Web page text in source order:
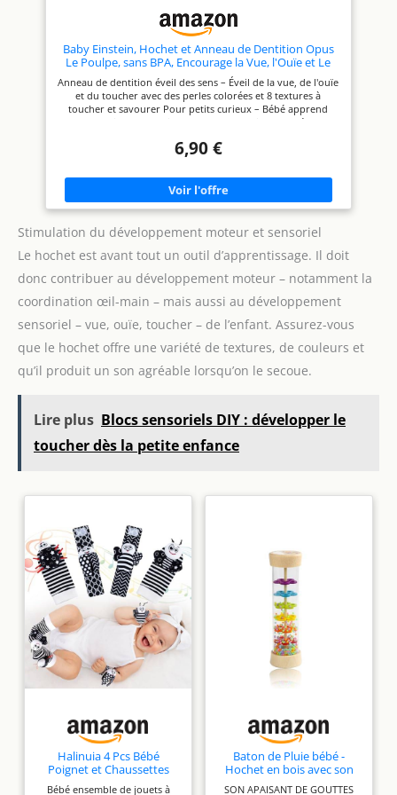
POUR L’ÉVEIL SENSORIEL: Ce
jouet musical bébé soutient
l’autonomie, la coordination
œil-main et la pensée créative
dès 3 mois grâce à une
expérience multisensorielle
adaptée aux plus jeunes
enfants
avec bébé JEU ÉDUCATIF 3
DÉVELOPPEMENT: Conçu pour
favoriser la coordination œil-
main, la pensée créative et
l’autonomie, ce hochet
électronique avec piles
incluses est une idée cadeau
Baby Einstein, Hochet et Anneau de Dentition Opus
Le Poulpe, sans BPA, Encourage la Vue, l'Ouïe et Le
Toucher, à Partir de 3 Mois, Multicolore, 1 Unité
Anneau de dentition éveil des sens – Éveil de la vue, de l'ouïe
et du toucher avec des perles colorées et 8 textures à
toucher et savourer Pour petits curieux – Bébé apprend
tranquillement assis et calme ses gencives gonflées
du poulpe Opus pour des jeux de doigts amusants et mieux
mains – poignée striée en noir et blanc, facile à saisir et à
emporter partout oú vous allez Jouet sécurisé Lavage facile –
sans BPA Nettoyage avec lingette À mettre au frigo, conçu
pour un usage dentaire prolongé Pour enfants de 3 mois et
plus
6,90 €
Stimulation du développement moteur et sensoriel
Le hochet est avant tout un outil d’apprentissage. Il doit
donc contribuer au développement moteur – notamment la
coordination œil-main – mais aussi au développement
sensoriel – vue, ouïe, toucher – de l’enfant. Assurez-vous
que le hochet offre une variété de textures, de couleurs et
qu’il produit un son agréable lorsqu’on le secoue.
Lire plus Blocs sensoriels DIY : développer le
toucher dès la petite enfance
Halinuia 4 Pcs Bébé
Poignet et Chaussettes
Hochet Bebe Bell Strap
Bébé ensemble de jouets à
Baton de Pluie bébé -
Hochet en bois avec son
apaisant - dès 3+ mois -
SON APAISANT DE GOUTTES